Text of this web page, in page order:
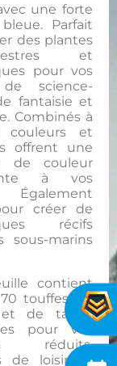
une forte
Parfait
des plantes
et
pour vos
science-
fantaisie et
Combinés à
couleurs et
offrent une
de couleur
à vos
Également
créer de
récifs
sous-marins
contient
touffes de
de tailles
pour vos
réduits,
de loisir et